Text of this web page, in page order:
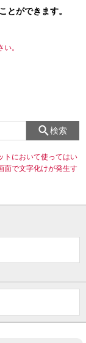
とができます。
。
検索
トにおいて使ってはい
面で文字化けが発生す